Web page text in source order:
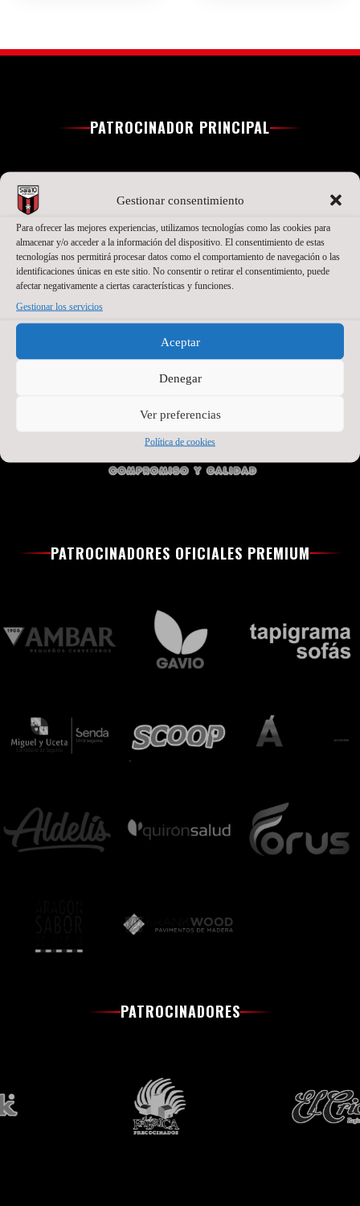
Gestionar consentimiento
Para ofrecer las mejores experiencias, utilizamos tecnologías como las cookies para
almacenar y/o acceder a la información del dispositivo. El consentimiento de estas
tecnologías nos permitirá procesar datos como el comportamiento de navegación o las
identificaciones únicas en este sitio. No consentir o retirar el consentimiento, puede
afectar negativamente a ciertas características y funciones.
Gestionar los servicios
Aceptar
Denegar
Ver preferencias
Política de cookies
PATROCINADOR PRINCIPAL
SEGUNDO PATROCINADOR
PATROCINADORES OFICIALES PREMIUM
PATROCINADORES